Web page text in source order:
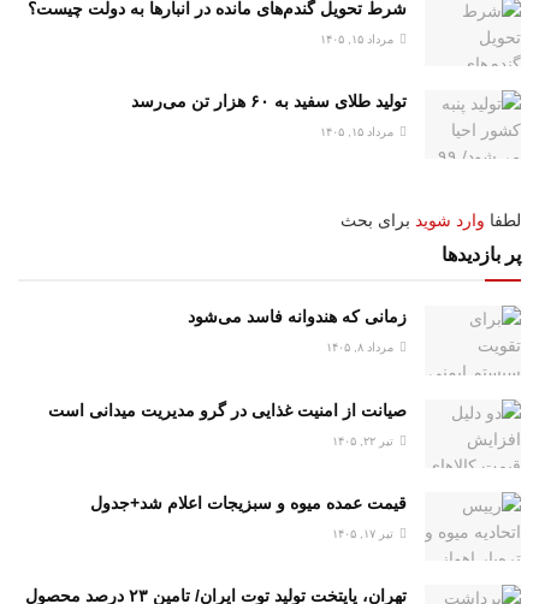
شرط تحویل گندم‌های مانده در انبار‌ها به دولت چیست؟
مرداد ۱۵, ۱۴۰۵
تولید طلای سفید به ۶۰ هزار تن می‌رسد
مرداد ۱۵, ۱۴۰۵
لطفا وارد شوید برای بحث
پر بازدیدها
زمانی که هندوانه فاسد می‌شود
مرداد ۸, ۱۴۰۵
صیانت از امنیت غذایی در گرو مدیریت میدانی است
تیر ۲۲, ۱۴۰۵
قیمت عمده میوه و سبزیجات اعلام شد+جدول
تیر ۱۷, ۱۴۰۵
تهران، پایتخت تولید توت ایران/ تامین ۲۳ درصد محصول